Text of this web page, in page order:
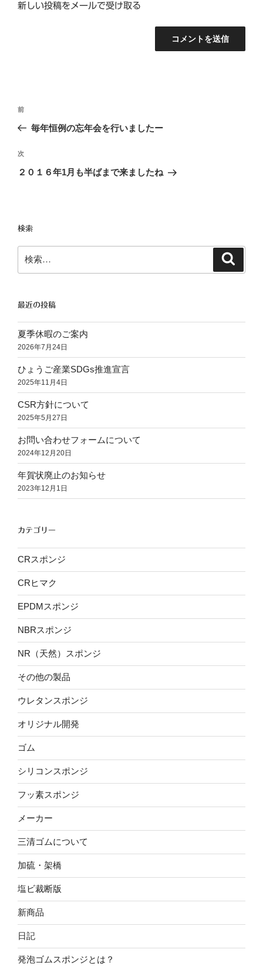
新しい投稿をメールで受け取る
ビ
ゲ
ン
前
の
稿
前
毎年恒例の忘年会を行いましたー
次
の
次
２０１６年1月も半ばまで来ましたね
検索
索:
最近の投稿
夏季休暇のご案内
2026年7月24日
ひょうご産業SDGs推進宣言
2025年11月4日
CSR方針について
2025年5月27日
お問い合わせフォームについて
2024年12月20日
年賀状廃止のお知らせ
2023年12月1日
カテゴリー
CRスポンジ
CRヒマク
EPDMスポンジ
NBRスポンジ
NR（天然）スポンジ
その他の製品
ウレタンスポンジ
オリジナル開発
ゴム
シリコンスポンジ
フッ素スポンジ
メーカー
三清ゴムについて
加硫・架橋
塩ビ裁断版
新商品
日記
発泡ゴムスポンジとは？